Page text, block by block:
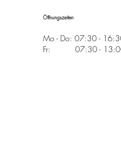
Öffnungszeiten
Mo - Do: 07:30 -
Fr: 07:30 -